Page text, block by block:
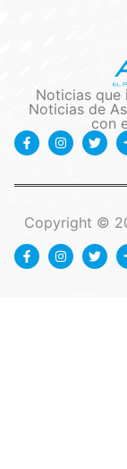
Noticias que
Noticias de
con
Copyright ©